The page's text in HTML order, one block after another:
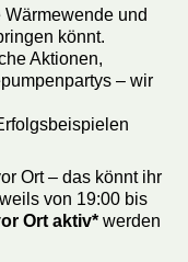
und
könnt.
Aktionen,
– wir
Ort – das könnt ihr
von 19:00 bis
Ort aktiv* werden